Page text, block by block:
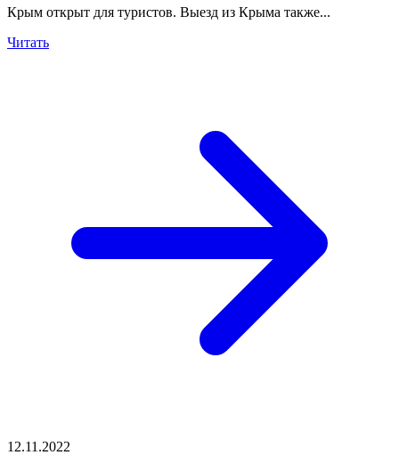
Крым открыт для туристов. Выезд из Крыма также...
Читать
12.11.2022